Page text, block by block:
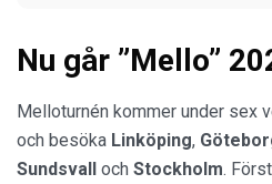
Nu går ”Mello”
Melloturnén kommer under sex
och besöka Linköping,
Sundsvall och Stockholm.